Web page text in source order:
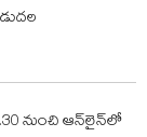
నుంచి ఆన్‌లైన్‌లో